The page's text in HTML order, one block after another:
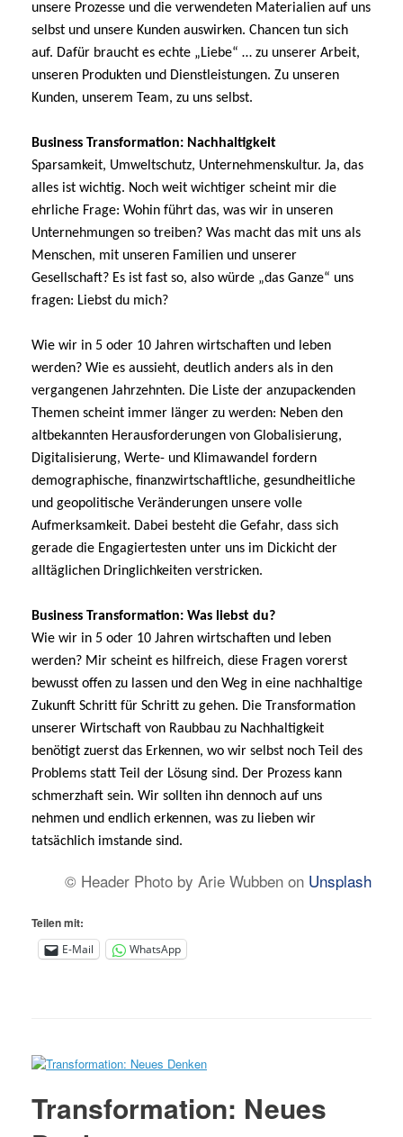
unsere Prozesse und die verwendeten Materialien auf uns
selbst und unsere Kunden auswirken. Chancen tun sich
auf. Dafür braucht es echte „Liebe“ … zu unserer Arbeit,
unseren Produkten und Dienstleistungen. Zu unseren
Kunden, unserem Team, zu uns selbst.
Business Transformation: Nachhaltigkeit
Sparsamkeit, Umweltschutz, Unternehmenskultur. Ja, das
alles ist wichtig. Noch weit wichtiger scheint mir die
ehrliche Frage: Wohin führt das, was wir in unseren
Unternehmungen so treiben? Was macht das mit uns als
Menschen, mit unseren Familien und unserer
Gesellschaft? Es ist fast so, also würde „das Ganze“ uns
fragen: Liebst du mich?
Wie wir in 5 oder 10 Jahren wirtschaften und leben
werden? Wie es aussieht, deutlich anders als in den
vergangenen Jahrzehnten. Die Liste der anzupackenden
Themen scheint immer länger zu werden: Neben den
altbekannten Herausforderungen von Globalisierung,
Digitalisierung, Werte- und Klimawandel fordern
demographische, finanzwirtschaftliche, gesundheitliche
und geopolitische Veränderungen unsere volle
Aufmerksamkeit. Dabei besteht die Gefahr, dass sich
gerade die Engagiertesten unter uns im Dickicht der
alltäglichen Dringlichkeiten verstricken.
Business Transformation: Was liebst du?
Wie wir in 5 oder 10 Jahren wirtschaften und leben
werden? Mir scheint es hilfreich, diese Fragen vorerst
bewusst offen zu lassen und den Weg in eine nachhaltige
Zukunft Schritt für Schritt zu gehen. Die Transformation
unserer Wirtschaft von Raubbau zu Nachhaltigkeit
benötigt zuerst das Erkennen, wo wir selbst noch Teil des
Problems statt Teil der Lösung sind. Der Prozess kann
schmerzhaft sein. Wir sollten ihn dennoch auf uns
nehmen und endlich erkennen, was zu lieben wir
tatsächlich imstande sind.
© Header Photo by Arie Wubben on Unsplash
Teilen mit:
E-Mail WhatsApp
Transformation: Neues